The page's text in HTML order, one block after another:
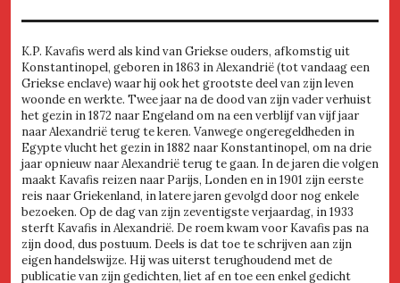
K.P. Kavafis werd als kind van Griekse ouders, afkomstig uit
Konstantinopel, geboren in 1863 in Alexandrië (tot vandaag een
Griekse enclave) waar hij ook het grootste deel van zijn leven
woonde en werkte. Twee jaar na de dood van zijn vader verhuist
het gezin in 1872 naar Engeland om na een verblijf van vijf jaar
naar Alexandrië terug te keren. Vanwege ongeregeldheden in
Egypte vlucht het gezin in 1882 naar Konstantinopel, om na drie
jaar opnieuw naar Alexandrië terug te gaan. In de jaren die volgen
maakt Kavafis reizen naar Parijs, Londen en in 1901 zijn eerste
reis naar Griekenland, in latere jaren gevolgd door nog enkele
bezoeken. Op de dag van zijn zeventigste verjaardag, in 1933
sterft Kavafis in Alexandrië. De roem kwam voor Kavafis pas na
zijn dood, dus postuum. Deels is dat toe te schrijven aan zijn
eigen handelswijze. Hij was uiterst terughoudend met de
publicatie van zijn gedichten, liet af en toe een enkel gedicht